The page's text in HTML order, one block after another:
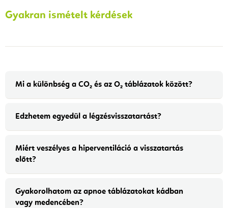
Gyakran ismételt kérdések
Mi a különbség a CO₂ és az O₂ táblázatok között?
Edzhetem egyedül a légzésvisszatartást?
Miért veszélyes a hiperventiláció a visszatartás
előtt?
Gyakorolhatom az apnoe táblázatokat kádban
vagy medencében?